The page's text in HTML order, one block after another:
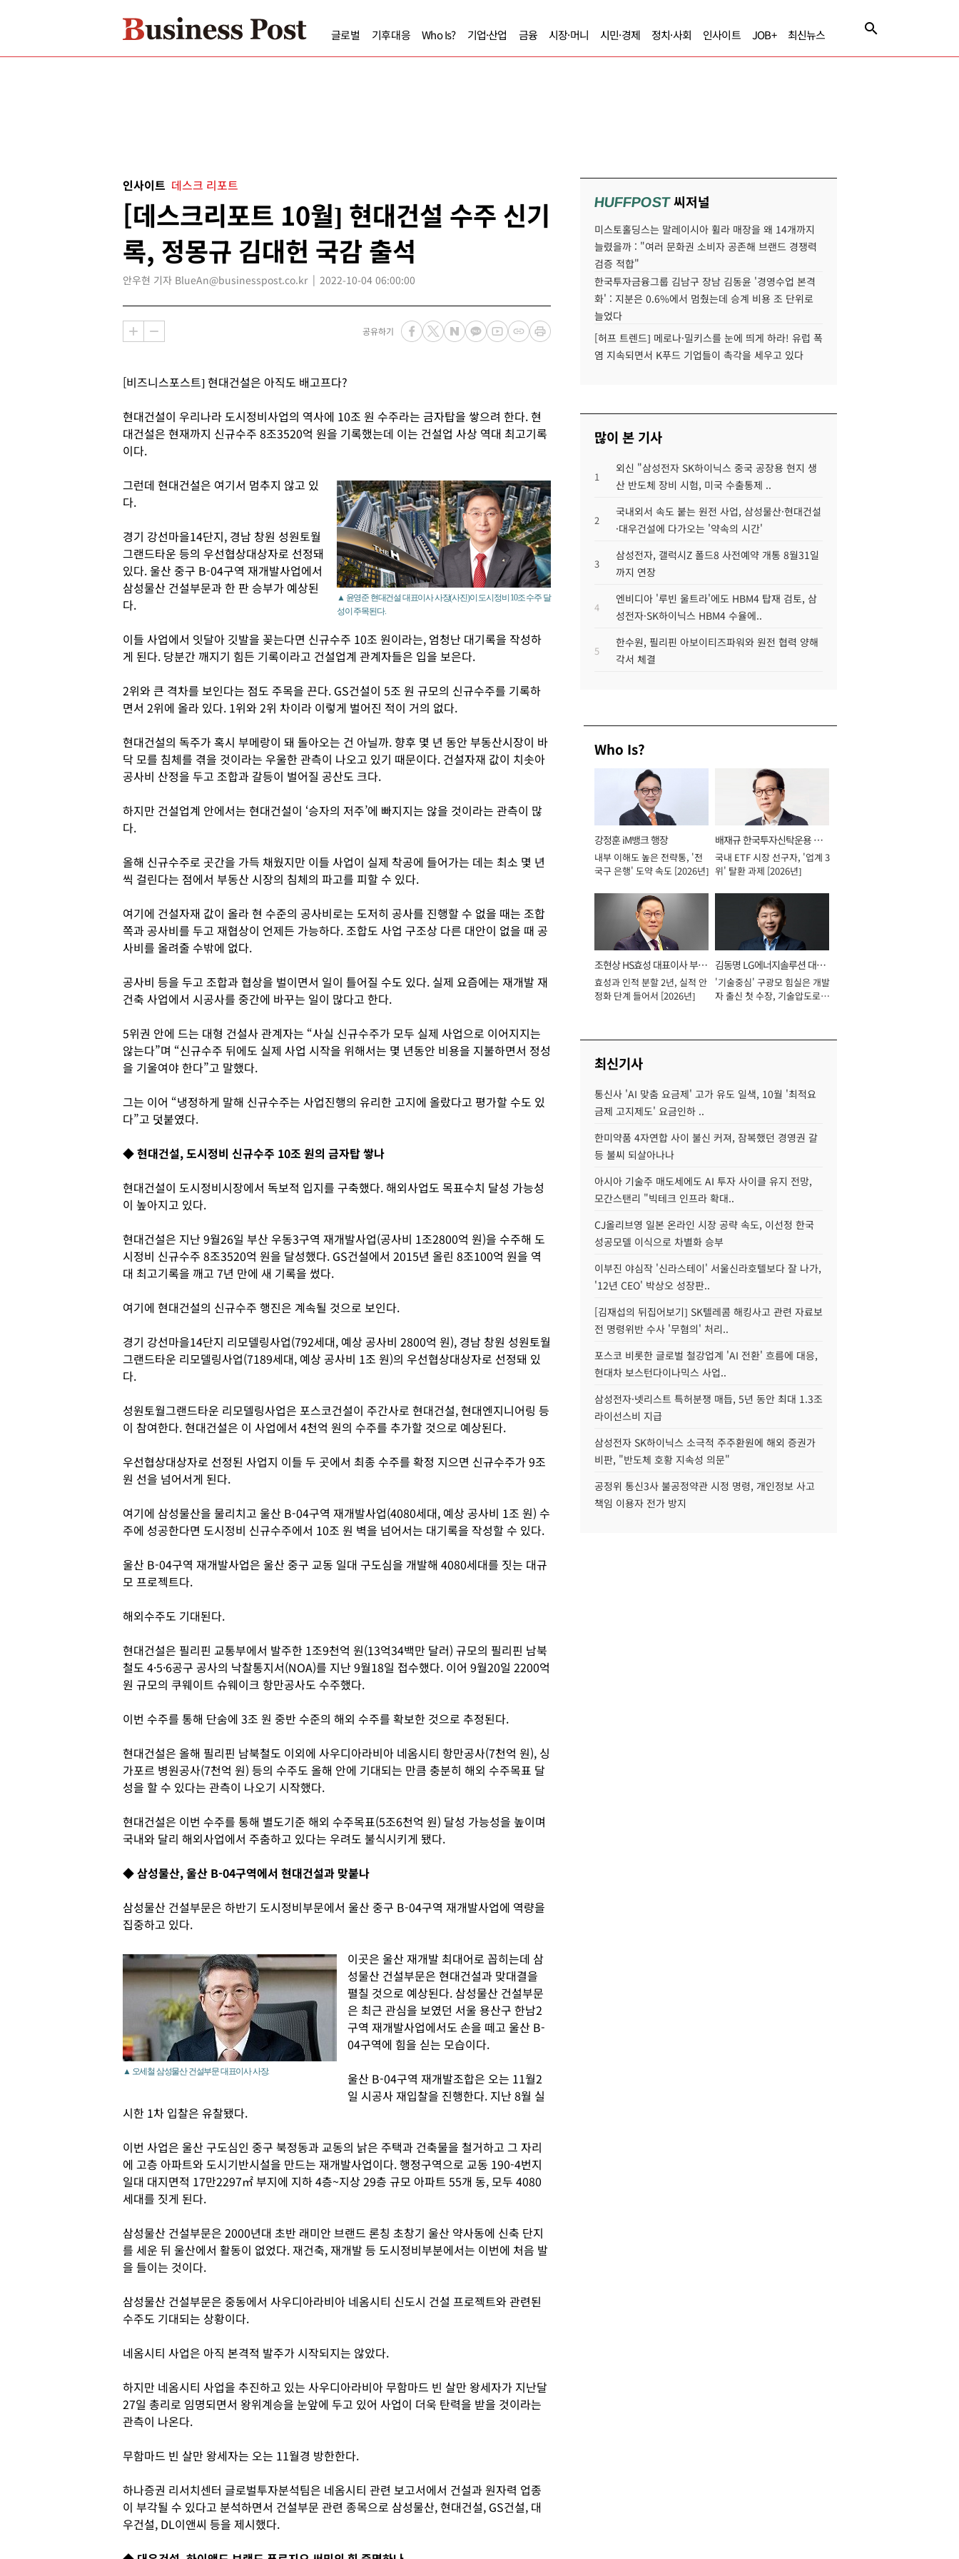
글로벌 기후대응 Who Is? 기업·산업 금융 시장·머니 시민·경제 정치·사회 인사이트 JOB+ 최신뉴스
인사이트 데스크 리포트
[데스크리포트 10월] 현대건설 수주 신기
록, 정몽규 김대헌 국감 출석
안우현 기자 BlueAn@businesspost.co.kr 2022-10-04 06:00:00
공유하기
[비즈니스포스트] 현대건설은 아직도 배고프다?
현대건설이 우리나라 도시정비사업의 역사에 10조 원 수주라는 금자탑을 쌓으려 한다. 현
대건설은 현재까지 신규수주 8조3520억 원을 기록했는데 이는 건설업 사상 역대 최고기록
이다.
▲ 윤영준 현대건설 대표이사 사장(사진)이 도시정비 10조 수주 달
성이 주목된다.
그런데 현대건설은 여기서 멈추지 않고 있
다.
경기 강선마을14단지, 경남 창원 성원토월
그랜드타운 등의 우선협상대상자로 선정돼
있다. 울산 중구 B-04구역 재개발사업에서
삼성물산 건설부문과 한 판 승부가 예상된
다.
이들 사업에서 잇달아 깃발을 꽂는다면 신규수주 10조 원이라는, 엄청난 대기록을 작성하
게 된다. 당분간 깨지기 힘든 기록이라고 건설업계 관계자들은 입을 보은다.
2위와 큰 격차를 보인다는 점도 주목을 끈다. GS건설이 5조 원 규모의 신규수주를 기록하
면서 2위에 올라 있다. 1위와 2위 차이라 이렇게 벌어진 적이 거의 없다.
현대건설의 독주가 혹시 부메랑이 돼 돌아오는 건 아닐까. 향후 몇 년 동안 부동산시장이 바
닥 모를 침체를 겪을 것이라는 우울한 관측이 나오고 있기 때문이다. 건설자재 값이 치솟아
공사비 산정을 두고 조합과 갈등이 벌어질 공산도 크다.
하지만 건설업계 안에서는 현대건설이 ‘승자의 저주’에 빠지지는 않을 것이라는 관측이 많
다.
올해 신규수주로 곳간을 가득 채웠지만 이들 사업이 실제 착공에 들어가는 데는 최소 몇 년
씩 걸린다는 점에서 부동산 시장의 침체의 파고를 피할 수 있다.
여기에 건설자재 값이 올라 현 수준의 공사비로는 도저히 공사를 진행할 수 없을 때는 조합
쪽과 공사비를 두고 재협상이 언제든 가능하다. 조합도 사업 구조상 다른 대안이 없을 때 공
사비를 올려줄 수밖에 없다.
공사비 등을 두고 조합과 협상을 벌이면서 일이 틀어질 수도 있다. 실제 요즘에는 재개발 재
건축 사업에서 시공사를 중간에 바꾸는 일이 많다고 한다.
5위권 안에 드는 대형 건설사 관계자는 “사실 신규수주가 모두 실제 사업으로 이어지지는
않는다”며 “신규수주 뒤에도 실제 사업 시작을 위해서는 몇 년동안 비용을 지불하면서 정성
을 기울여야 한다”고 말했다.
그는 이어 “냉정하게 말해 신규수주는 사업진행의 유리한 고지에 올랐다고 평가할 수도 있
다”고 덧붙였다.
◆ 현대건설, 도시정비 신규수주 10조 원의 금자탑 쌓나
현대건설이 도시정비시장에서 독보적 입지를 구축했다. 해외사업도 목표수치 달성 가능성
이 높아지고 있다.
현대건설은 지난 9월26일 부산 우동3구역 재개발사업(공사비 1조2800억 원)을 수주해 도
시정비 신규수주 8조3520억 원을 달성했다. GS건설에서 2015년 올린 8조100억 원을 역
대 최고기록을 깨고 7년 만에 새 기록을 썼다.
여기에 현대건설의 신규수주 행진은 계속될 것으로 보인다.
경기 강선마을14단지 리모델링사업(792세대, 예상 공사비 2800억 원), 경남 창원 성원토월
그랜드타운 리모델링사업(7189세대, 예상 공사비 1조 원)의 우선협상대상자로 선정돼 있
다.
성원토월그랜드타운 리모델링사업은 포스코건설이 주간사로 현대건설, 현대엔지니어링 등
이 참여한다. 현대건설은 이 사업에서 4천억 원의 수주를 추가할 것으로 예상된다.
우선협상대상자로 선정된 사업지 이들 두 곳에서 최종 수주를 확정 지으면 신규수주가 9조
원 선을 넘어서게 된다.
여기에 삼성물산을 물리치고 울산 B-04구역 재개발사업(4080세대, 예상 공사비 1조 원) 수
주에 성공한다면 도시정비 신규수주에서 10조 원 벽을 넘어서는 대기록을 작성할 수 있다.
울산 B-04구역 재개발사업은 울산 중구 교동 일대 구도심을 개발해 4080세대를 짓는 대규
모 프로젝트다.
해외수주도 기대된다.
현대건설은 필리핀 교통부에서 발주한 1조9천억 원(13억34백만 달러) 규모의 필리핀 남북
철도 4·5·6공구 공사의 낙찰통지서(NOA)를 지난 9월18일 접수했다. 이어 9월20일 2200억
원 규모의 쿠웨이트 슈웨이크 항만공사도 수주했다.
이번 수주를 통해 단숨에 3조 원 중반 수준의 해외 수주를 확보한 것으로 추정된다.
현대건설은 올해 필리핀 남북철도 이외에 사우디아라비아 네옴시티 항만공사(7천억 원), 싱
가포르 병원공사(7천억 원) 등의 수주도 올해 안에 기대되는 만큼 충분히 해외 수주목표 달
성을 할 수 있다는 관측이 나오기 시작했다.
현대건설은 이번 수주를 통해 별도기준 해외 수주목표(5조6천억 원) 달성 가능성을 높이며
국내와 달리 해외사업에서 주춤하고 있다는 우려도 불식시키게 됐다.
◆ 삼성물산, 울산 B-04구역에서 현대건설과 맞붙나
삼성물산 건설부문은 하반기 도시정비부문에서 울산 중구 B-04구역 재개발사업에 역량을
집중하고 있다.
▲ 오세철 삼성물산 건설부문 대표이사 사장.
이곳은 울산 재개발 최대어로 꼽히는데 삼
성물산 건설부문은 현대건설과 맞대결을
펼칠 것으로 예상된다. 삼성물산 건설부문
은 최근 관심을 보였던 서울 용산구 한남2
구역 재개발사업에서도 손을 떼고 울산 B-
04구역에 힘을 싣는 모습이다.
울산 B-04구역 재개발조합은 오는 11월2
일 시공사 재입찰을 진행한다. 지난 8월 실
시한 1차 입찰은 유찰됐다.
이번 사업은 울산 구도심인 중구 북정동과 교동의 낡은 주택과 건축물을 철거하고 그 자리
에 고층 아파트와 도시기반시설을 만드는 재개발사업이다. 행정구역으로 교동 190-4번지
일대 대지면적 17만2297㎡ 부지에 지하 4층~지상 29층 규모 아파트 55개 동, 모두 4080
세대를 짓게 된다.
삼성물산 건설부문은 2000년대 초반 래미안 브랜드 론칭 초창기 울산 약사동에 신축 단지
를 세운 뒤 울산에서 활동이 없었다. 재건축, 재개발 등 도시정비부분에서는 이번에 처음 발
을 들이는 것이다.
삼성물산 건설부문은 중동에서 사우디아라비아 네옴시티 신도시 건설 프로젝트와 관련된
수주도 기대되는 상황이다.
네옴시티 사업은 아직 본격적 발주가 시작되지는 않았다.
하지만 네옴시티 사업을 추진하고 있는 사우디아라비아 무함마드 빈 살만 왕세자가 지난달
27일 총리로 임명되면서 왕위계승을 눈앞에 두고 있어 사업이 더욱 탄력을 받을 것이라는
관측이 나온다.
무함마드 빈 살만 왕세자는 오는 11월경 방한한다.
하나증권 리서치센터 글로벌투자분석팀은 네옴시티 관련 보고서에서 건설과 원자력 업종
이 부각될 수 있다고 분석하면서 건설부문 관련 종목으로 삼성물산, 현대건설, GS건설, 대
우건설, DL이앤씨 등을 제시했다.
HUFFPOST씨저널
미스토홀딩스는 말레이시아 휠라 매장을 왜 14개까지
늘렸을까 : "여러 문화권 소비자 공존해 브랜드 경쟁력
검증 적합"
한국투자금융그룹 김남구 장남 김동윤 '경영수업 본격
화' : 지분은 0.6%에서 멈췄는데 승계 비용 조 단위로
늘었다
[허프 트렌드] 메로나·밀키스를 눈에 띄게 하라! 유럽 폭
염 지속되면서 K푸드 기업들이 촉각을 세우고 있다
많이 본 기사
1
외신 "삼성전자 SK하이닉스 중국 공장용 현지 생
산 반도체 장비 시험, 미국 수출통제 ..
2
국내외서 속도 붙는 원전 사업, 삼성물산·현대건설
·대우건설에 다가오는 '약속의 시간'
3
삼성전자, 갤럭시Z 폴드8 사전예약 개통 8월31일
까지 연장
4
엔비디아 '루빈 울트라'에도 HBM4 탑재 검토, 삼
성전자·SK하이닉스 HBM4 수율에..
5
한수원, 필리핀 아보이티즈파워와 원전 협력 양해
각서 체결
Who Is?
강정훈 iM뱅크 행장
내부 이해도 높은 전략통, '전
국구 은행' 도약 속도 [2026년]
배재규 한국투자신탁운용 대
표이사 사장
국내 ETF 시장 선구자, '업계 3
위' 탈환 과제 [2026년]
조현상 HS효성 대표이사 부회
장
효성과 인적 분할 2년, 실적 안
정화 단계 들어서 [2026년]
김동명 LG에너지솔루션 대표
이사 사장
'기술중심' 구광모 힘실은 개발
자 출신 첫 수장, 기술압도로
최신기사
통신사 'AI 맞춤 요금제' 고가 유도 일색, 10월 '최적요
금제 고지제도' 요금인하 ..
한미약품 4자연합 사이 불신 커져, 잠복했던 경영권 갈
등 불씨 되살아나나
아시아 기술주 매도세에도 AI 투자 사이클 유지 전망,
모간스탠리 "빅테크 인프라 확대..
CJ올리브영 일본 온라인 시장 공략 속도, 이선정 한국
성공모델 이식으로 차별화 승부
이부진 야심작 '신라스테이' 서울신라호텔보다 잘 나가,
'12년 CEO' 박상오 성장판..
[김재섭의 뒤집어보기] SK텔레콤 해킹사고 관련 자료보
전 명령위반 수사 '무혐의' 처리..
포스코 비롯한 글로벌 철강업계 'AI 전환' 흐름에 대응,
현대차 보스턴다이나믹스 사업..
삼성전자·넷리스트 특허분쟁 매듭, 5년 동안 최대 1.3조
라이선스비 지급
삼성전자 SK하이닉스 소극적 주주환원에 해외 증권가
비판, "반도체 호황 지속성 의문"
공정위 통신3사 불공정약관 시정 명령, 개인정보 사고
책임 이용자 전가 방지